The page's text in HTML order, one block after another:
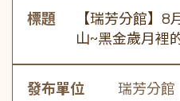
標題
【瑞芳分館】8
山~黑金歲月裡
發布單位 瑞芳分館